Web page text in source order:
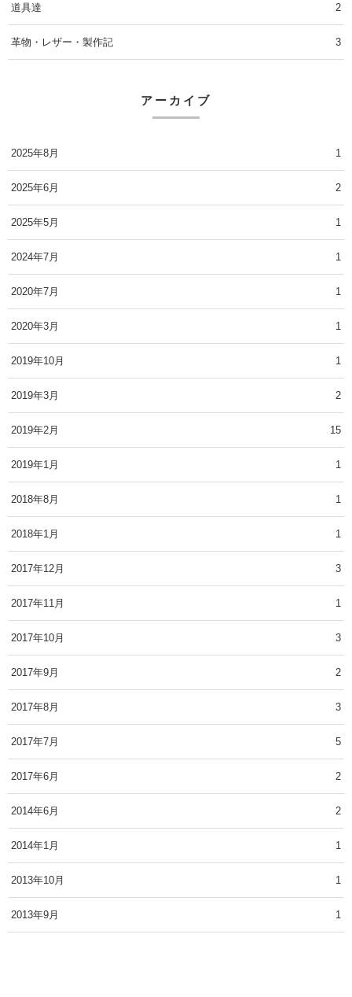
道具達 2
革物・レザー・製作記 3
アーカイブ
2025年8月 1
2025年6月 2
2025年5月 1
2024年7月 1
2020年7月 1
2020年3月 1
2019年10月 1
2019年3月 2
2019年2月 15
2019年1月 1
2018年8月 1
2018年1月 1
2017年12月 3
2017年11月 1
2017年10月 3
2017年9月 2
2017年8月 3
2017年7月 5
2017年6月 2
2014年6月 2
2014年1月 1
2013年10月 1
2013年9月 1